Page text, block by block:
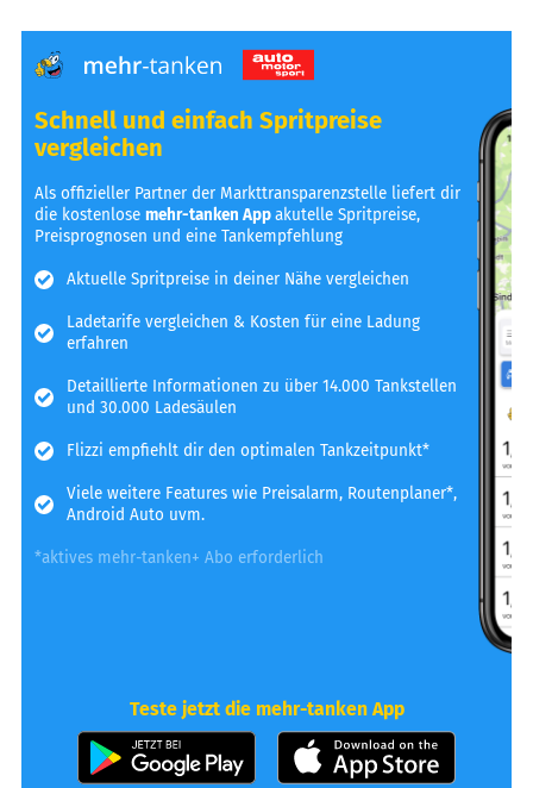
Schnell und einfach Spritpreise
vergleichen
Als offizieller Partner der Markttransparenzstelle liefert dir
die kostenlosemehr-tanken Appakutelle Spritpreise,
Preisprognosen und eine Tankempfehlung
Aktuelle Spritpreise in deiner Nähe vergleichen
Ladetarife vergleichen & Kosten für eine Ladung
erfahren
Detaillierte Informationen zu über 14.000 Tankstellen
und 30.000 Ladesäulen
Flizzi empfiehlt dir den optimalen Tankzeitpunkt*
Viele weitere Features wie Preisalarm, Routenplaner*,
Android Auto uvm.
*aktives mehr-tanken+ Abo erforderlich
Teste jetzt die mehr-tanken App